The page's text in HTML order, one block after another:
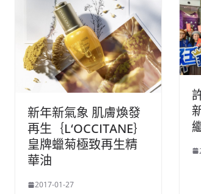
新年新氣象 肌膚煥發
再生｛L‘OCCITANE｝
皇牌蠟菊極致再生精
華油
2017-01-27